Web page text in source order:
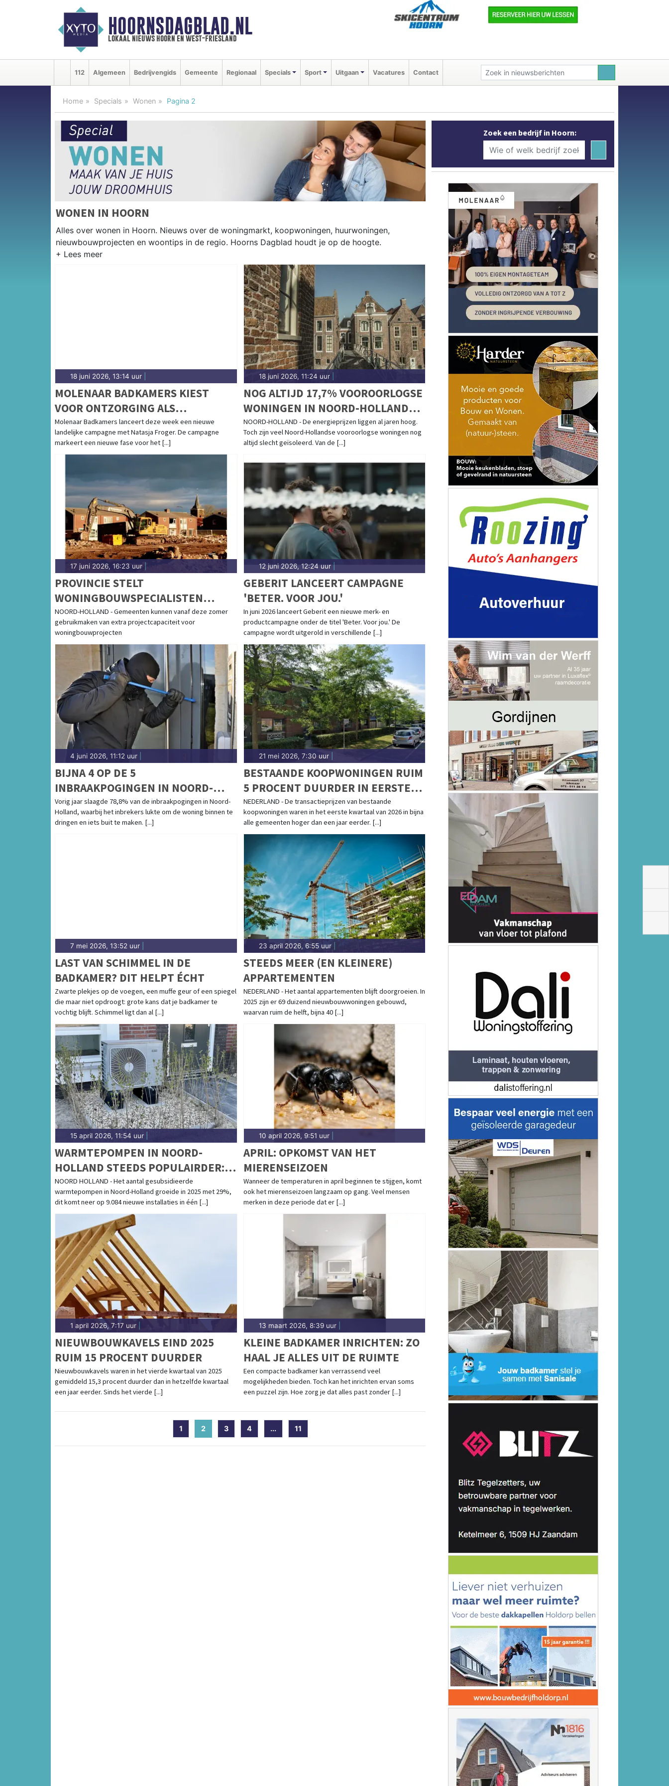
HOORNSDAGBLAD.NL
lokaal nieuws hoorn en west-friesland
112 Algemeen Bedrijvengids Gemeente Regionaal Specials Sport Uitgaan Vacatures Contact
Home Specials Wonen Pagina 2
WONEN IN HOORN
Alles over wonen in Hoorn. Nieuws over de woningmarkt, koopwoningen, huurwoningen,
nieuwbouwprojecten en woontips in de regio. Hoorns Dagblad houdt je op de hoogte.
18 juni 2026, 13:14 uur
MOLENAAR BADKAMERS KIEST
VOOR ONTZORGING ALS
MERKBELOFTE IN NIEUWE
CAMPAGNE MET NATASJA FROGER
Molenaar Badkamers lanceert deze week een nieuwe
landelijke campagne met Natasja Froger. De campagne
markeert een nieuwe fase voor het [...]
18 juni 2026, 11:24 uur|
NOG ALTIJD 17,7% VOOROORLOGSE
WONINGEN IN NOORD-HOLLAND
SLECHT GEÏSOLEERD
NOORD-HOLLAND - De energieprijzen liggen al jaren hoog.
Toch zijn veel Noord-Hollandse vooroorlogse woningen nog
altijd slecht geïsoleerd. Van de [...]
17 juni 2026, 16:23 uur
PROVINCIE STELT
WONINGBOUWSPECIALISTEN
BESCHIKBAAR VOOR GEMEENTEN
NOORD-HOLLAND - Gemeenten kunnen vanaf deze zomer
gebruikmaken van extra projectcapaciteit voor
woningbouwprojecten
12 juni 2026, 12:24 uur|
GEBERIT LANCEERT CAMPAGNE
'BETER. VOOR JOU.'
In juni 2026 lanceert Geberit een nieuwe merk- en
productcampagne onder de titel 'Beter. Voor jou.' De
campagne wordt uitgerold in verschillende [...]
4 juni 2026, 11:12 uur
BIJNA 4 OP DE 5
INBRAAKPOGINGEN IN NOORD-
HOLLAND SUCCESVOL
Vorig jaar slaagde 78,8% van de inbraakpogingen in Noord-
Holland, waarbij het inbrekers lukte om de woning binnen te
dringen en iets buit te maken. [...]
21 mei 2026, 7:30 uur|
BESTAANDE KOOPWONINGEN RUIM
5 PROCENT DUURDER IN EERSTE
KWARTAAL
NEDERLAND - De transactieprijzen van bestaande
koopwoningen waren in het eerste kwartaal van 2026 in bijna
alle gemeenten hoger dan een jaar eerder. [...]
7 mei 2026, 13:52 uur
LAST VAN SCHIMMEL IN DE
BADKAMER? DIT HELPT ÉCHT
Zwarte plekjes op de voegen, een muffe geur of een spiegel
die maar niet opdroogt: grote kans dat je badkamer te
vochtig blijft. Schimmel ligt dan al [...]
23 april 2026, 6:55 uur|
STEEDS MEER (EN KLEINERE)
APPARTEMENTEN
NEDERLAND - Het aantal appartementen blijft doorgroeien. In
2025 zijn er 69 duizend nieuwbouwwoningen gebouwd,
waarvan ruim de helft, bijna 40 [...]
15 april 2026, 11:54 uur
WARMTEPOMPEN IN NOORD-
HOLLAND STEEDS POPULAIRDER:
29% GROEI IN 2025
NOORD HOLLAND - Het aantal gesubsidieerde
warmtepompen in Noord-Holland groeide in 2025 met 29%,
dit komt neer op 9.084 nieuwe installaties in één [...]
10 april 2026, 9:51 uur|
APRIL: OPKOMST VAN HET
MIERENSEIZOEN
Wanneer de temperaturen in april beginnen te stijgen, komt
ook het mierenseizoen langzaam op gang. Veel mensen
merken in deze periode dat er [...]
1 april 2026, 7:17 uur
NIEUWBOUWKAVELS EIND 2025
RUIM 15 PROCENT DUURDER
Nieuwbouwkavels waren in het vierde kwartaal van 2025
gemiddeld 15,3 procent duurder dan in hetzelfde kwartaal
een jaar eerder. Sinds het vierde [...]
13 maart 2026, 8:39 uur|
KLEINE BADKAMER INRICHTEN: ZO
HAAL JE ALLES UIT DE RUIMTE
Een compacte badkamer kan verrassend veel
mogelijkheden bieden. Toch kan het inrichten ervan soms
een puzzel zijn. Hoe zorg je dat alles past zonder [...]
1 2(current)
3 4 ... 11
Zoek een bedrijf in Hoorn: